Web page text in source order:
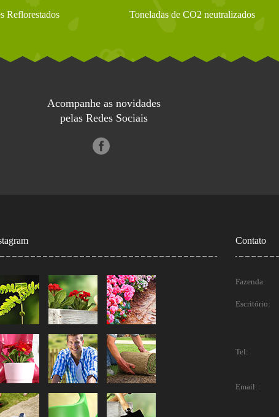
Reflorestados Toneladas de CO2 neutralizados
Acompanhe as novidades
pelas Redes Sociais
Contato
Fazenda:
Escritório:
Tel:
Email: